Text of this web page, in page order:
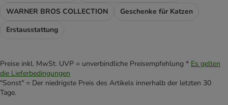
WARNER BROS COLLECTION
Geschenke für Katzen
Erstausstattung
Preise inkl. MwSt. UVP = unverbindliche Preisempfehlung * Es gelten
die Lieferbedingungen
"Sonst" = Der niedrigste Preis des Artikels innerhalb der letzten 30
Tage.